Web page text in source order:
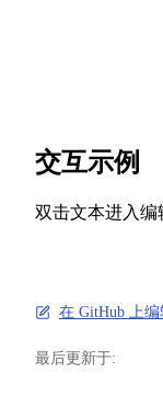
交互示例
双击文本进入编
在 GitHub 上
最后更新于: